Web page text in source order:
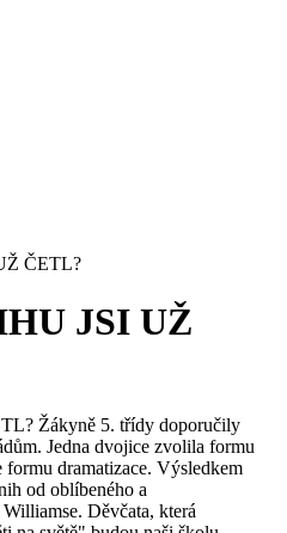
ČETL?
JSI UŽ
Žákyně 5. třídy doporučily
Jedna dvojice zvolila formu
formu dramatizace. Výsledkem
od oblíbeného a
Děvčata, která